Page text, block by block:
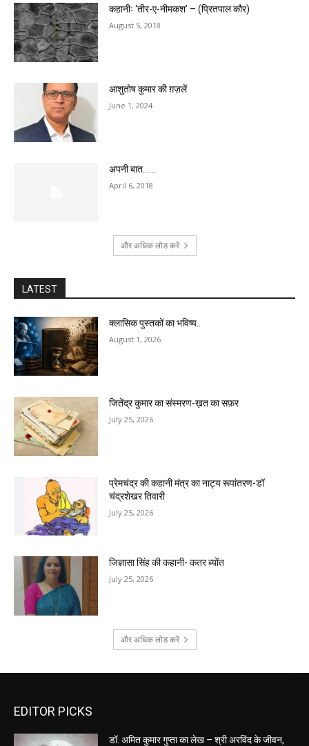
कहानीः ‘तीर-ए-नीमकश’ – (प्रितपाल कौर)
August 5, 2018
आशुतोष कुमार की ग़ज़लें
June 1, 2024
अपनी बात……
April 6, 2018
और अधिक लोड करें
LATEST
क्लासिक पुस्तकों का भविष्य..
August 1, 2026
जितेंद्र कुमार का संस्मरण-ख़त का सफ़र
July 25, 2026
प्रेमचंद्र की कहानी मंत्र का नाट्य रूपांतरण-डॉ
चंद्रशेखर तिवारी
July 25, 2026
जिज्ञासा सिंह की कहानी- कतर ब्योंत
July 25, 2026
और अधिक लोड करें
EDITOR PICKS
डॉ. अमित कुमार गुप्ता का लेख – श्री अरविंद के जीवन,